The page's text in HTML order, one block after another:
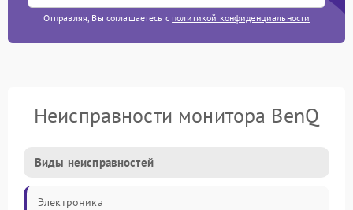
Отправляя, Вы соглашаетесь с политикой конфиденциальности
Неисправности монитора BenQ
Виды неисправностей
Электроника